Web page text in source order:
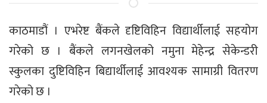
काठमाडौं । एभरेष्ट बैंकले दृष्टिविहिन विद्यार्थीलाई सहयोग
गरेको छ । बैंकले लगनखेलको नमुना मेहेन्द्र सेकेन्डरी
स्कुलका दुष्टिविहिन बिद्यार्थीलाई आवश्यक सामाग्री वितरण
गरेको छ ।